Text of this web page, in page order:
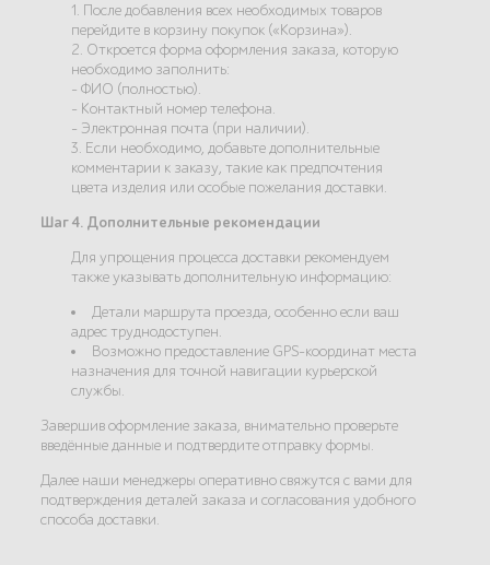
1. После добавления всех необходимых товаров
перейдите в корзину покупок («Корзина»).
2. Откроется форма оформления заказа, которую
необходимо заполнить:
- ФИО (полностью).
- Контактный номер телефона.
- Электронная почта (при наличии).
3. Если необходимо, добавьте дополнительные
комментарии к заказу, такие как предпочтения
цвета изделия или особые пожелания доставки.
Шаг 4. Дополнительные рекомендации
Для упрощения процесса доставки рекомендуем
также указывать дополнительную информацию:
Детали маршрута проезда, особенно если ваш
адрес труднодоступен.
Возможно предоставление GPS-координат места
назначения для точной навигации курьерской
службы.
Завершив оформление заказа, внимательно проверьте
введённые данные и подтвердите отправку формы.
Далее наши менеджеры оперативно свяжутся с вами для
подтверждения деталей заказа и согласования удобного
способа доставки.